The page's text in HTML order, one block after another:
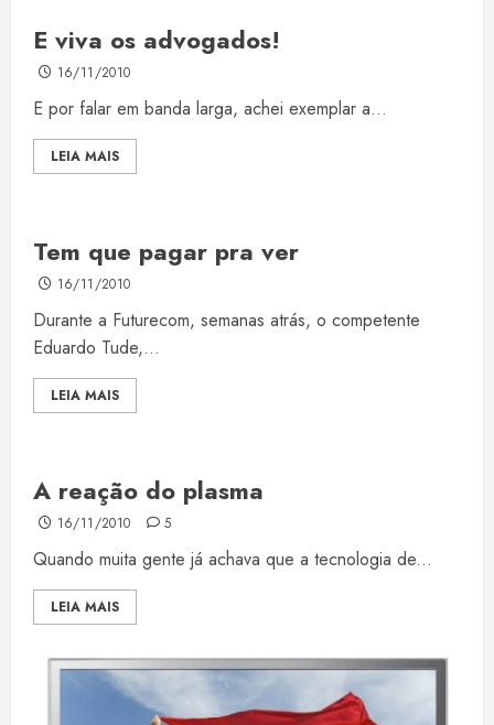
E viva os advogados!
16/11/2010
E por falar em banda larga, achei exemplar a...
LEIA MAIS
Tem que pagar pra ver
16/11/2010
Durante a Futurecom, semanas atrás, o competente
Eduardo Tude,...
LEIA MAIS
A reação do plasma
16/11/2010 5
Quando muita gente já achava que a tecnologia de...
LEIA MAIS